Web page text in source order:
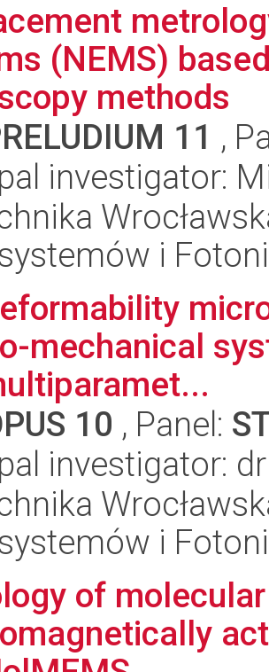
(NEMS)
methods
11 ,
investigator:
i
mechanical
10 , Panel:
investigator:
i
of